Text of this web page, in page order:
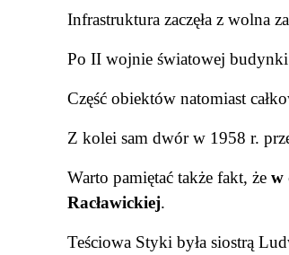
Infrastruktura zaczęła z wolna
Po II wojnie światowej budynki
Część obiektów natomiast
Z kolei sam dwór w 1958 r.
Warto pamiętać także fakt, że w
Racławickiej.
Teściowa Styki była siostrą